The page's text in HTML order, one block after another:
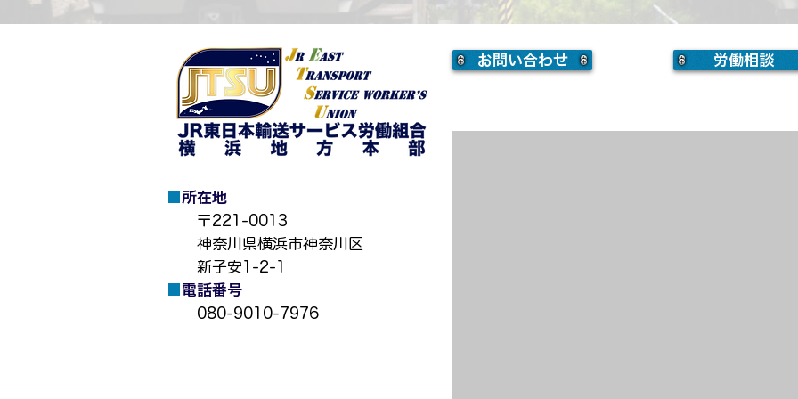
所在地
〒221-0013
神奈川県横浜市神奈川区
新子安1-2-1
電話番号
080-9010-7976
お問い合わせ 労働相談